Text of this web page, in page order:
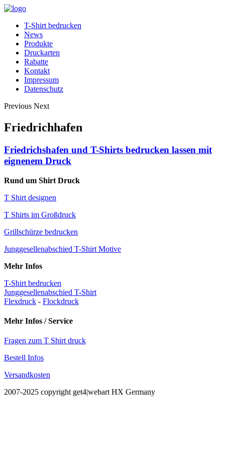
T-Shirt bedrucken
News
Produkte
Druckarten
Rabatte
Kontakt
Impressum
Datenschutz
Previous Next
Friedrichhafen
Friedrichshafen und T-Shirts bedrucken lassen mit
eignenem Druck
Rund um Shirt Druck
T Shirt designen
T Shirts im Großdruck
Grillschürze bedrucken
Junggesellenabschied T-Shirt Motive
Mehr Infos
T-Shirt bedrucken
Junggesellenabschied T-Shirt
Flexdruck - Flockdruck
Mehr Infos / Service
Fragen zum T Shirt druck
Bestell Infos
Versandkosten
2007-2025 copyright get4|webart HX Germany